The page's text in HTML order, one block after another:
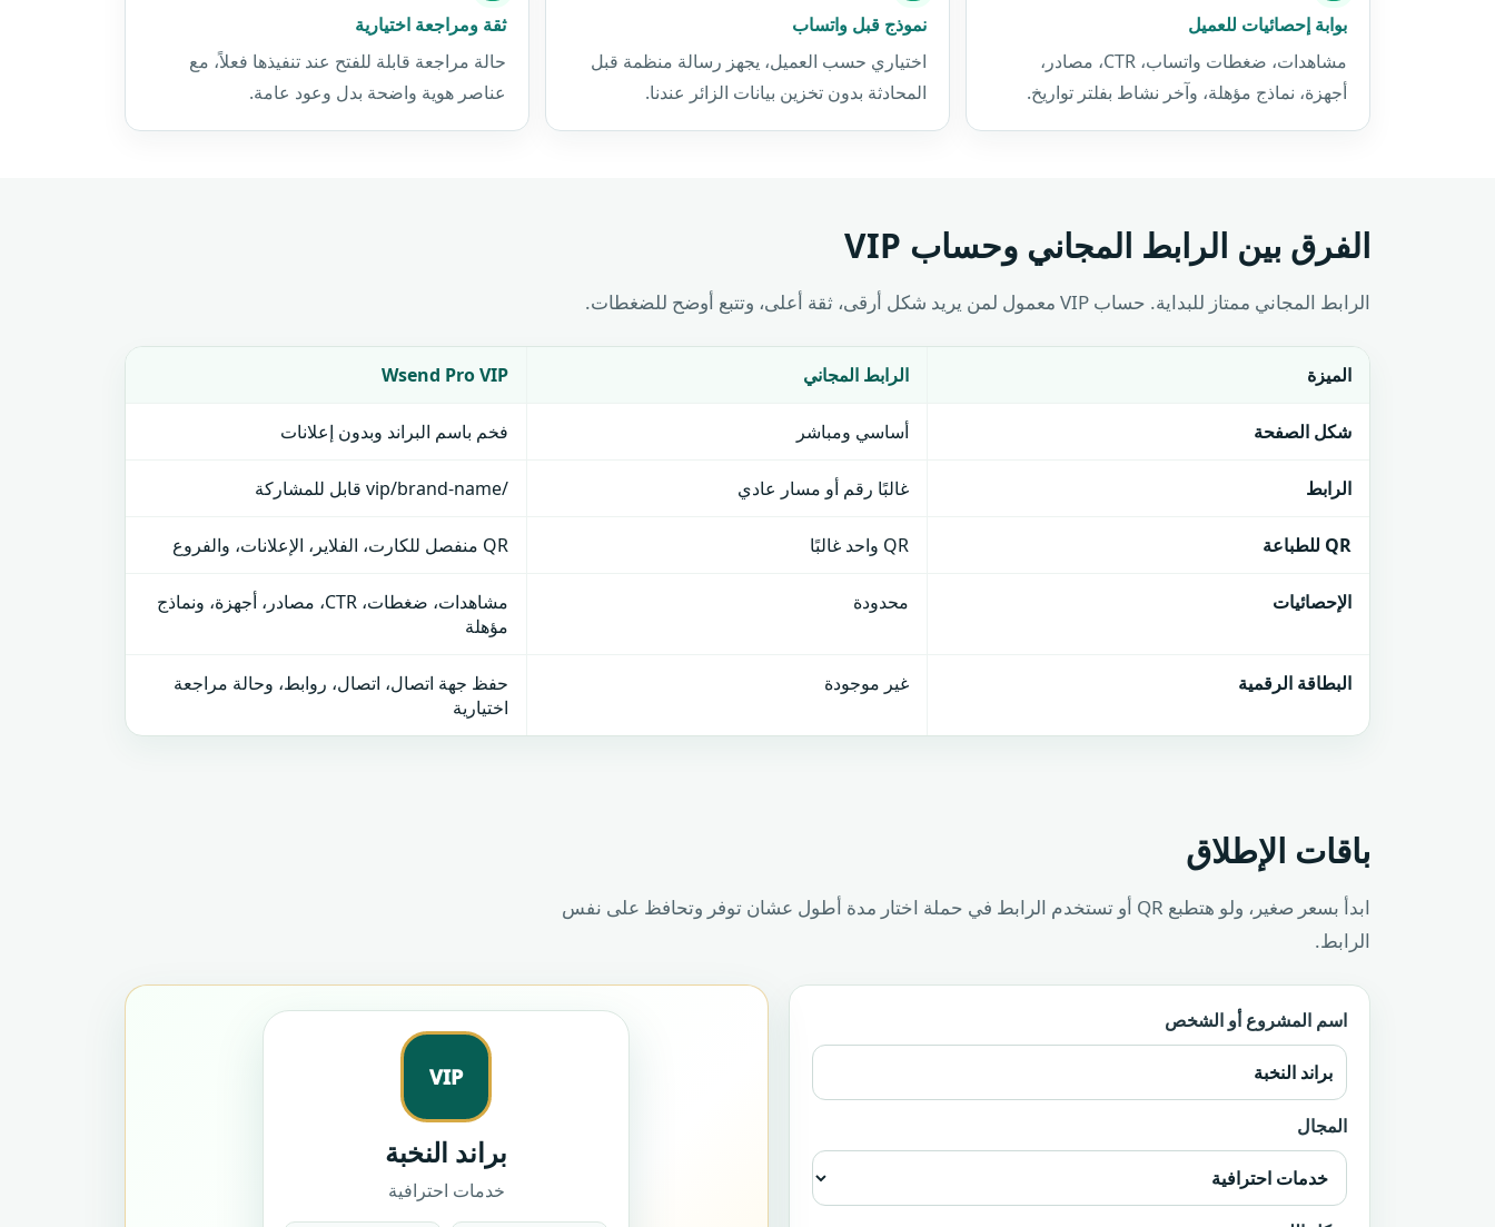
بوابة إحصائيات للعميل
مشاهدات، ضغطات واتساب، CTR، مصادر،
أجهزة، نماذج مؤهلة، وآخر نشاط بفلتر تواريخ.
نموذج قبل واتساب
اختياري حسب العميل، يجهز رسالة منظمة قبل
المحادثة بدون تخزين بيانات الزائر عندنا.
ثقة ومراجعة اختيارية
حالة مراجعة قابلة للفتح عند تنفيذها فعلاً، مع
عناصر هوية واضحة بدل وعود عامة.
الفرق بين الرابط المجاني وحساب VIP
الرابط المجاني ممتاز للبداية. حساب VIP معمول لمن يريد شكل أرقى، ثقة أعلى، وتتبع أوضح للضغطات.
الميزة الرابط المجاني Wsend Pro VIP
شكل الصفحة أساسي ومباشر فخم باسم البراند وبدون إعلانات
الرابط غالبًا رقم أو مسار عادي /vip/brand-name قابل للمشاركة
QR للطباعة QR واحد غالبًا QR منفصل للكارت، الفلاير، الإعلانات، والفروع
الإحصائيات محدودة
مشاهدات، ضغطات، CTR، مصادر، أجهزة، ونماذج
مؤهلة
البطاقة الرقمية غير موجودة
حفظ جهة اتصال، اتصال، روابط، وحالة مراجعة
اختيارية
باقات الإطلاق
ابدأ بسعر صغير، ولو هتطبع QR أو تستخدم الرابط في حملة اختار مدة أطول عشان توفر وتحافظ على نفس
الرابط.
اسم المشروع أو الشخص
المجال
VIP
براند النخبة
خدمات احترافية